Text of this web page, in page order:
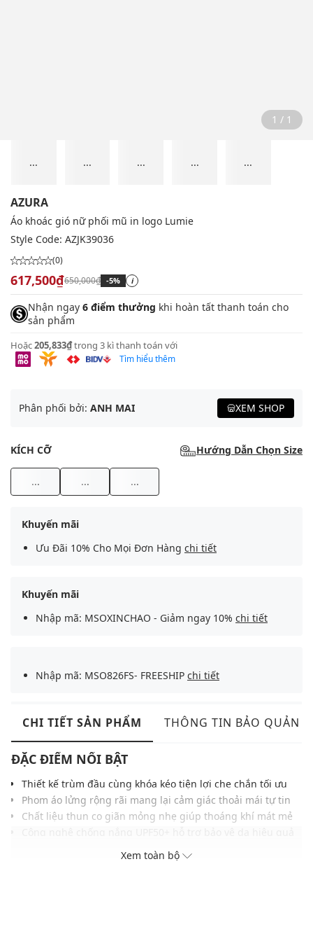
1 / 1
... ... ... ... ...
AZURA
Áo khoác gió nữ phối mũ in logo Lumie
Style Code: AZJK39036
(0)
617,500₫650,000₫ -5% i
Nhận ngay 6 điểm thưởng khi hoàn tất thanh toán cho
sản phẩm
Hoặc205,833₫trong 3 kì thanh toán với
Tìm hiểu thêm
Phân phối bởi: ANH MAI XEM SHOP
KÍCH CỠ Hướng Dẫn Chọn Size
... ... ...
Khuyến mãi
Ưu Đãi 10% Cho Mọi Đơn Hàng chi tiết
Khuyến mãi
Nhập mã: MSOXINCHAO - Giảm ngay 10% chi tiết
Nhập mã: MSO826FS- FREESHIP chi tiết
CHI TIẾT SẢN PHẨM THÔNG TIN BẢO QUẢN
ĐẶC ĐIỂM NỔI BẬT
Thiết kế trùm đầu cùng khóa kéo tiện lợi che chắn tối ưu
Phom áo lửng rộng rãi mang lại cảm giác thoải mái tự tin
Chất liệu thun co giãn mỏng nhẹ giúp thoáng khí mát mẻ
Chi tiết logo in trước ngực tạo điểm nhấn thể thao hiện đại
Gam màu hiện đại trẻ trung dễ phối nhiều kiểu phong
Xem toàn bộ